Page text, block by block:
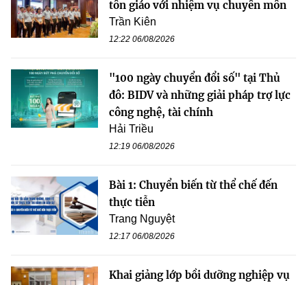
tôn giáo với nhiệm vụ chuyên môn
Trần Kiên
12:22 06/08/2026
"100 ngày chuyển đổi số" tại Thủ
đô: BIDV và những giải pháp trợ lực
công nghệ, tài chính
Hải Triều
12:19 06/08/2026
Bài 1: Chuyển biến từ thể chế đến
thực tiễn
Trang Nguyệt
12:17 06/08/2026
Khai giảng lớp bồi dưỡng nghiệp vụ